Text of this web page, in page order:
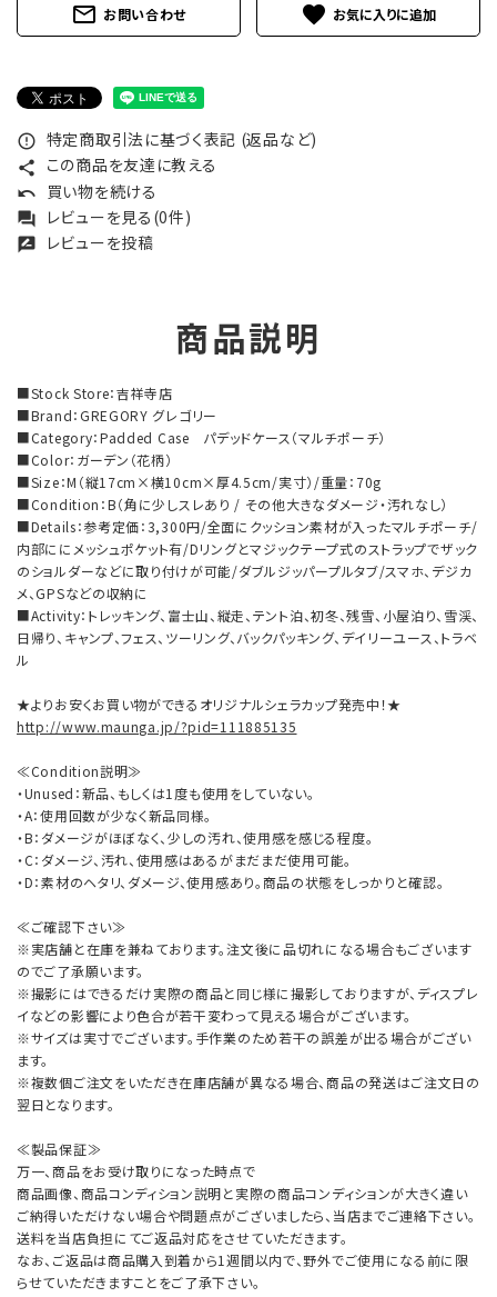
mail_outline お問い合わせ favorite
error_outline 特定商取引法に基づく表記 (返品など)
share この商品を友達に教える
undo 買い物を続ける
forum レビューを見る(0件)
rate_review レビューを投稿
商品説明
■Stock Store：吉祥寺店
■Brand：GREGORY グレゴリー
■Category：Padded Case パデッドケース（マルチポーチ）
■Color：ガーデン（花柄）
■Size：M（縦17cm×横10cm×厚4.5cm/実寸）/重量：70g
■Condition：B（角に少しスレあり / その他大きなダメージ・汚れなし）
■Details：参考定価：3,300円/全面にクッション素材が入ったマルチポーチ/
内部ににメッシュポケット有/Dリングとマジックテープ式のストラップでザック
のショルダーなどに取り付けが可能/ダブルジッパープルタブ/スマホ、デジカ
メ、GPSなどの収納に
■Activity：トレッキング、富士山、縦走、テント泊、初冬、残雪、小屋泊り、雪渓、
日帰り、キャンプ、フェス、ツーリング、バックパッキング、デイリーユース、トラベ
ル
★よりお安くお買い物ができるオリジナルシェラカップ発売中！★
http://www.maunga.jp/?pid=111885135
≪Condition説明≫
・Unused：新品、もしくは1度も使用をしていない。
・A：使用回数が少なく新品同様。
・B：ダメージがほぼなく、少しの汚れ、使用感を感じる程度。
・C：ダメージ、汚れ、使用感はあるがまだまだ使用可能。
・D：素材のヘタリ、ダメージ、使用感あり。商品の状態をしっかりと確認。
≪ご確認下さい≫
※実店舗と在庫を兼ねております。注文後に品切れになる場合もございます
のでご了承願います。
※撮影にはできるだけ実際の商品と同じ様に撮影しておりますが、ディスプレ
イなどの影響により色合が若干変わって見える場合がございます。
※サイズは実寸でございます。手作業のため若干の誤差が出る場合がござい
ます。
※複数個ご注文をいただき在庫店舗が異なる場合、商品の発送はご注文日の
翌日となります。
≪製品保証≫
万一、商品をお受け取りになった時点で
商品画像、商品コンディション説明と実際の商品コンディションが大きく違い
ご納得いただけない場合や問題点がございましたら、当店までご連絡下さい。
送料を当店負担にてご返品対応をさせていただきます。
なお、ご返品は商品購入到着から1週間以内で、野外でご使用になる前に限
らせていただきますことをご了承下さい。